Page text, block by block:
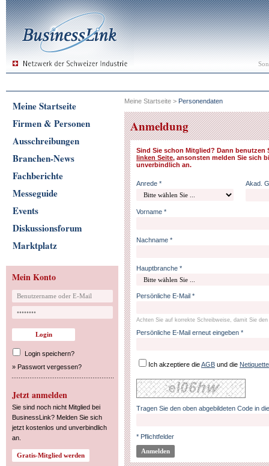
Meine Startseite
Firmen & Personen
Ausschreibungen
Branchen-News
Fachberichte
Messeguide
Events
Diskussionsforum
Marktplatz
Mein Konto
Login speichern?
» Passwort vergessen?
Jetzt anmelden
Sie sind noch nicht Mitglied bei
BusinessLink? Melden Sie sich
jetzt kostenlos und unverbindlich
an.
Meine Startseite > Personendaten
Anmeldung
Sind Sie schon Mitglied? Dann benutzen
linken Seite, ansonsten melden Sie sich
unverbindlich an.
Anrede * Akad.
Vorname *
Nachname *
Hauptbranche *
Persönliche E-Mail *
Achten Sie auf korrekte Schreibweise, damit Sie
Persönliche E-Mail erneut eingeben *
Ich akzeptiere dieAGB und die Netiquette
Tragen Sie den oben abgebildeten Code in
* Pflichtfelder